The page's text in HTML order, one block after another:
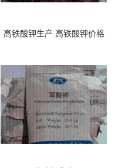
高铁酸钾生产 高铁酸钾价格